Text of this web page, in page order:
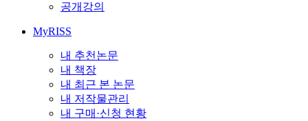
공개강의
MyRISS
내 추천논문
내 책장
내 최근 본 논문
내 저작물관리
내 구매·신청 현황